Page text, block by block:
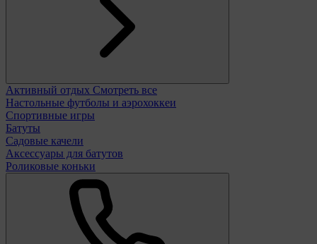
Активный отдых Смотреть все
Настольные футболы и аэрохоккеи
Спортивные игры
Батуты
Садовые качели
Аксессуары для батутов
Роликовые коньки